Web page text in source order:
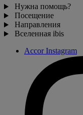
Нужна помощь?
Посещение
Направления
Вселенная ibis
Accor Instagram